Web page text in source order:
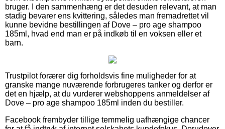
bruger. I den sammenhæng er det desuden relevant, at man
stadig bevarer ens kvittering, således man fremadrettet vil
kunne bevidne bestillingen af Dove – pro age shampoo
185ml, hvad end man er på indkøb til en voksen eller et
barn.
Trustpilot forærer dig forholdsvis fine muligheder for at
granske mange nuværende forbrugeres tanker og derfor er
det en hjælp, at du vurderer webshoppens anmeldelser af
Dove – pro age shampoo 185ml inden du bestiller.
Facebook frembyder tillige temmelig uafhængige chancer